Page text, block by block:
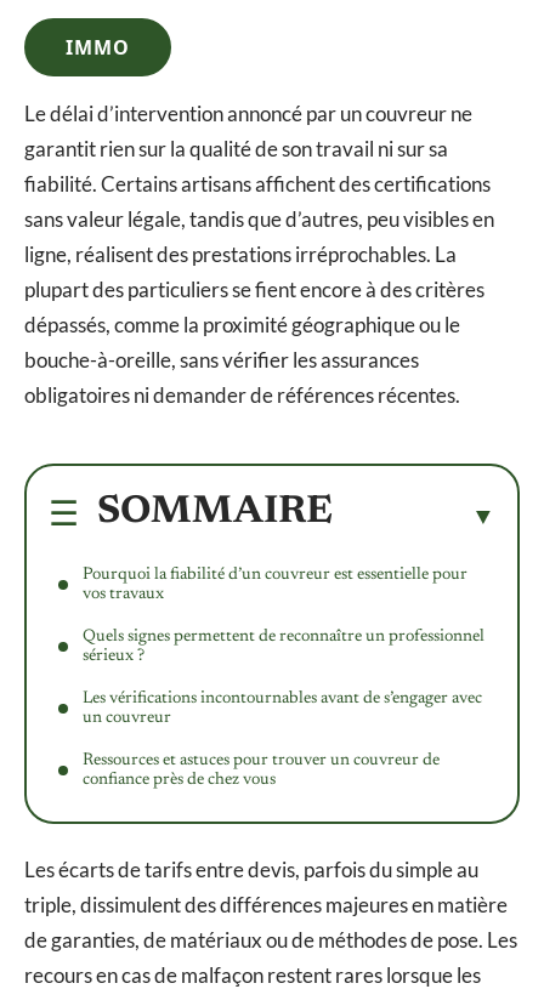
IMMO
Le délai d’intervention annoncé par un couvreur ne
garantit rien sur la qualité de son travail ni sur sa
fiabilité. Certains artisans affichent des certifications
sans valeur légale, tandis que d’autres, peu visibles en
ligne, réalisent des prestations irréprochables. La
plupart des particuliers se fient encore à des critères
dépassés, comme la proximité géographique ou le
bouche-à-oreille, sans vérifier les assurances
obligatoires ni demander de références récentes.
SOMMAIRE
Pourquoi la fiabilité d’un couvreur est essentielle pour
vos travaux
Quels signes permettent de reconnaître un professionnel
sérieux ?
Les vérifications incontournables avant de s’engager avec
un couvreur
Ressources et astuces pour trouver un couvreur de
confiance près de chez vous
Les écarts de tarifs entre devis, parfois du simple au
triple, dissimulent des différences majeures en matière
de garanties, de matériaux ou de méthodes de pose. Les
recours en cas de malfaçon restent rares lorsque les